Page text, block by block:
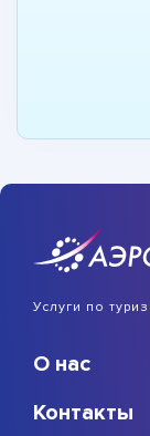
Услуги по
О нас
Контакты